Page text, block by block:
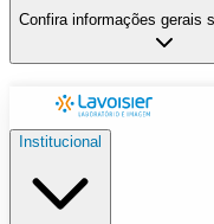
Confira informações gerais
Institucional